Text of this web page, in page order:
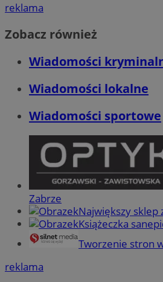
reklama
Zobacz również
Wiadomości
Wiadomości lokalne
Wiadomości sportowe
Zabrze
Największy sklep
Książeczka
Tworzenie stron
reklama